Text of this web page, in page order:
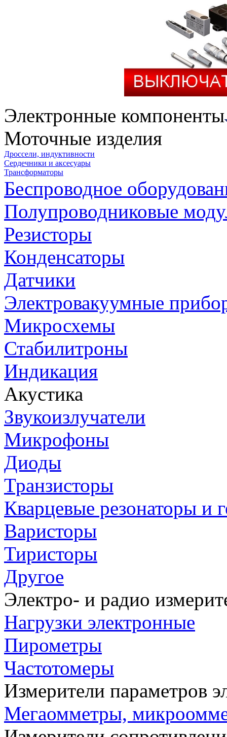
Электронные компоненты
Моточные изделия
Дроссели, индуктивности
Сердечники и аксесуары
Трансформаторы
Беспроводное
Полупроводниковые
Резисторы
Конденсаторы
Датчики
Электровакуумные
Микросхемы
Стабилитроны
Индикация
Акустика
Звукоизлучатели
Микрофоны
Диоды
Транзисторы
Кварцевые резонаторы и
Варисторы
Тиристоры
Другое
Электро- и радио
Нагрузки электронные
Пирометры
Частотомеры
Измерители параметров
Мегаомметры,